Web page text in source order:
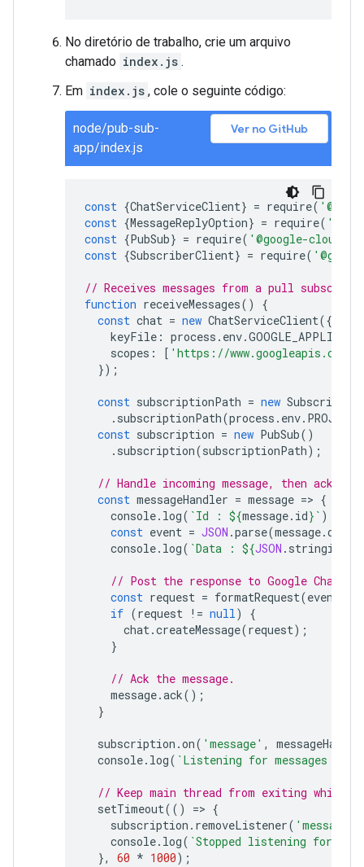
No diretório de trabalho, crie um arquivo
chamado index.js .
Em index.js , cole o seguinte código:
node/pub-sub-
app/index.js
Ver no GitHub
const {ChatServiceClient} = require(
const {MessageReplyOption} = require(
const {PubSub} = require( '@google-cloud/
const {SubscriberClient} = require(
// Receives messages from a pull
function receiveMessages()
{
const chat = new ChatServiceClient({
keyFile : process . env.
scopes : [ 'https://www.googleapis.com/
});
const subscriptionPath = new
. subscriptionPath(process . env.
const subscription = new PubSub()
. subscription(subscriptionPath);
// Handle incoming message, then ack/
const messageHandler = message => {
console. log( `Id : ${message. id} ` );
const event = JSON .parse(message.data
console. log( `Data : ${JSON . stringify
// Post the response to Google Chat.
const request = formatRequest(event
if (request != null)
{
chat.createMessage(request);
}
// Ack the message.
message.ack();
}
subscription .on( 'message' ,
console. log( `Listening for messages on
// Keep main thread from exiting while
setTimeout(() => {
subscription . removeListener( 'message'
console. log( `Stopped listening for
},
60 * 1000);